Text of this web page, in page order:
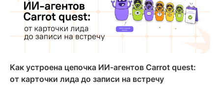
Как устроена цепочка ИИ-агентов Carrot quest:
от карточки лида до записи на встречу